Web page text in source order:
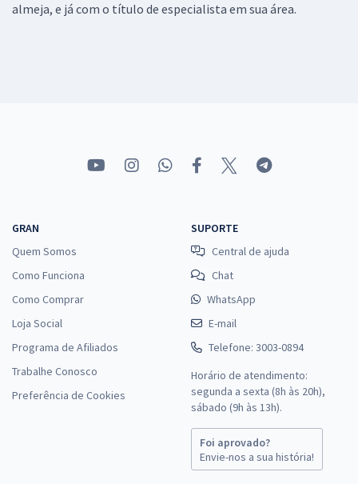
almeja, e já com o título de especialista em sua área.
GRAN
Quem Somos
Como Funciona
Como Comprar
Loja Social
Programa de Afiliados
Trabalhe Conosco
Preferência de Cookies
SUPORTE
Central de ajuda
Chat
WhatsApp
E-mail
Telefone: 3003-0894
Horário de atendimento:
segunda a sexta (8h às 20h),
sábado (9h às 13h).
Foi aprovado?
Envie-nos a sua história!